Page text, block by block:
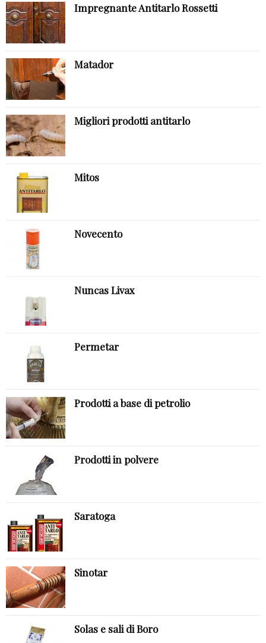
Impregnante Antitarlo Rossetti
Matador
Migliori prodotti antitarlo
Mitos
Novecento
Nuncas Livax
Permetar
Prodotti a base di petrolio
Prodotti in polvere
Saratoga
Sinotar
Solas e sali di Boro